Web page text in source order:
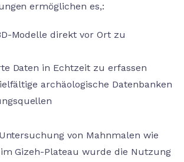
ermöglichen es,:
Modelle direkt vor Ort zu
Daten in Echtzeit zu erfassen
archäologische Datenbanken
von Mahnmalen wie
Gizeh-Plateau wurde die Nutzung